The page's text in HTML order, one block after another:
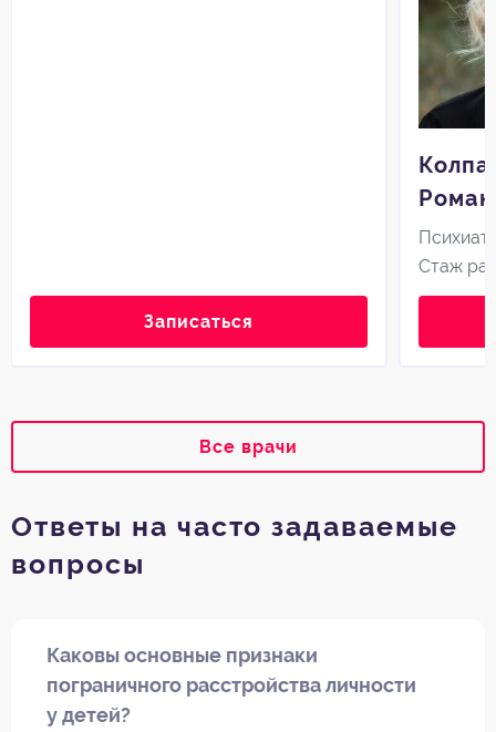
Записаться
Стаж
Все врачи
Ответы на часто задаваемые
вопросы
Каковы основные признаки
пограничного расстройства личности
у детей?